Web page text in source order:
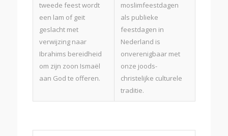
tweede feest wordt
een lam of geit
geslacht met
verwijzing naar
Ibrahims bereidheid
om zijn zoon Ismaël
aan God te offeren.
moslimfeestdagen
als publieke
feestdagen in
Nederland is
onverenigbaar met
onze joods-
christelijke culturele
traditie.